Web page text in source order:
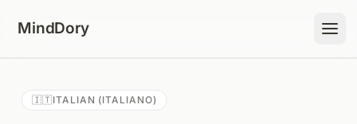
MindDory
🇮🇹ITALIAN (ITALIANO)